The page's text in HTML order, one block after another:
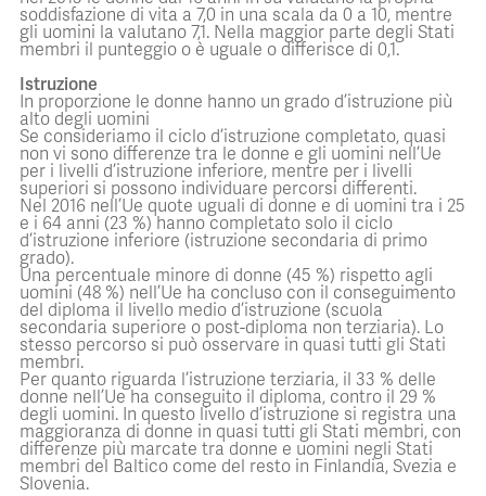
soddisfazione di vita a 7,0 in una scala da 0 a 10, mentre
gli uomini la valutano 7,1. Nella maggior parte degli Stati
membri il punteggio o è uguale o differisce di 0,1.
Istruzione
In proporzione le donne hanno un grado d’istruzione più
alto degli uomini
Se consideriamo il ciclo d’istruzione completato, quasi
non vi sono differenze tra le donne e gli uomini nell’Ue
per i livelli d’istruzione inferiore, mentre per i livelli
superiori si possono individuare percorsi differenti.
Nel 2016 nell’Ue quote uguali di donne e di uomini tra i 25
e i 64 anni (23 %) hanno completato solo il ciclo
d’istruzione inferiore (istruzione secondaria di primo
grado).
Una percentuale minore di donne (45 %) rispetto agli
uomini (48 %) nell’Ue ha concluso con il conseguimento
del diploma il livello medio d’istruzione (scuola
secondaria superiore o post-diploma non terziaria). Lo
stesso percorso si può osservare in quasi tutti gli Stati
membri.
Per quanto riguarda l’istruzione terziaria, il 33 % delle
donne nell’Ue ha conseguito il diploma, contro il 29 %
degli uomini. In questo livello d’istruzione si registra una
maggioranza di donne in quasi tutti gli Stati membri, con
differenze più marcate tra donne e uomini negli Stati
membri del Baltico come del resto in Finlandia, Svezia e
Slovenia.